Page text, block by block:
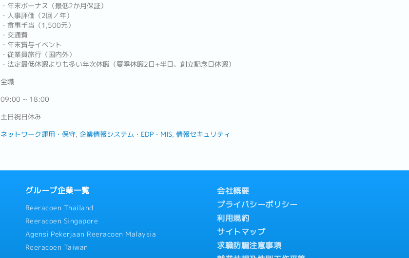
・年末ボーナス（最低2か月保証）
・人事評価（2回／年）
・食事手当（1,500元）
・交通費
・年末賞与イベント
・従業員旅行（国内外）
・法定最低休暇よりも多い年次休暇（夏季休暇2日+半日、創立記念日休暇）
全職
09:00 ~ 18:00
土日祝日休み
ネットワーク運用・保守 企業情報システム・EDP・MIS 情報セキュリティ
グループ企業一覧
Reeracoen Thailand
Reeracoen Singapore
Agensi Pekerjaan Reeracoen Malaysia
Reeracoen Taiwan
会社概要
プライバシーポリシー
利用規約
サイトマップ
求職防騙注意事項